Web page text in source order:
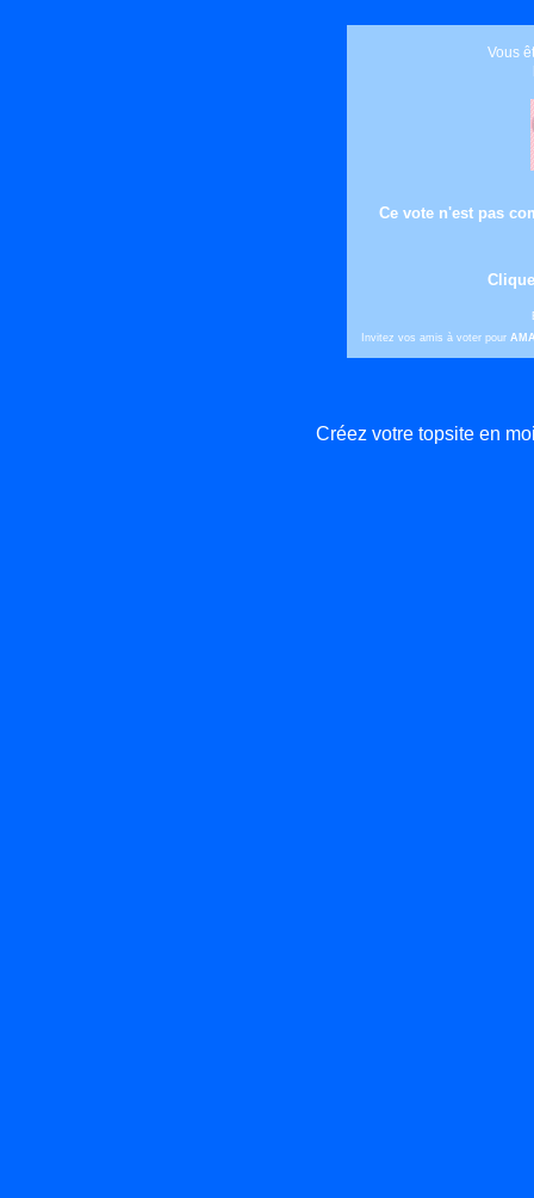
Vous
Ce vote n'est pas
Invitez vos amis à voter pour
Créez votre topsite en